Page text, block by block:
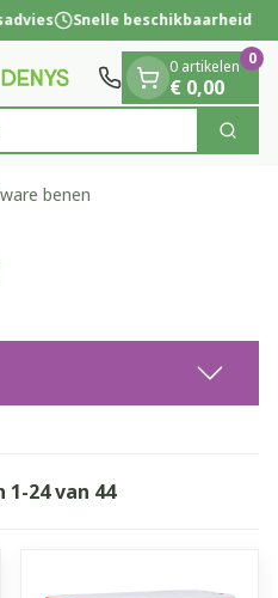
Snelle beschikbaarheid
Zoek
0 artikelen
€ 0,00
0
benen
1-24van 44